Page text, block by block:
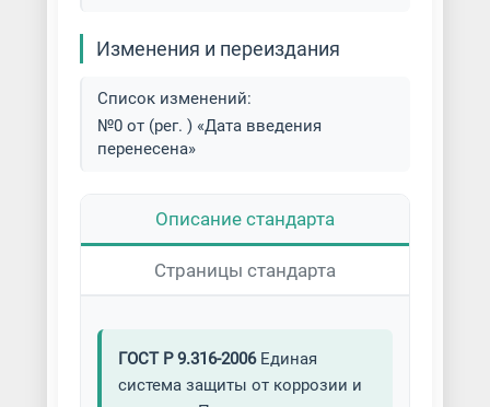
Изменения и переиздания
Список изменений:
№0 от (рег. ) «Дата введения
перенесена»
Описание стандарта
Страницы стандарта
ГОСТ Р 9.316-2006Единая
система защиты от коррозии и